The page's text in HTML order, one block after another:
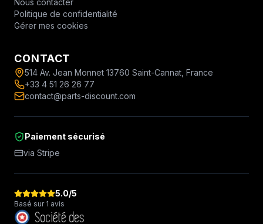
Nous contacter
Politique de confidentialité
Gérer mes cookies
CONTACT
514 Av. Jean Monnet 13760 Saint-Cannat, France
+33 4 51 26 26 77
contact@parts-discount.com
Paiement sécurisé
via Stripe
5.0/5
Basé sur 1 avis